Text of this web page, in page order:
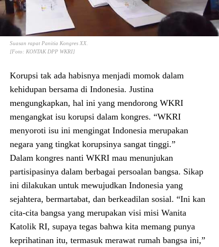
Suasan rapat Panitia Kongres XX.
[Foto: KONTAK DPP WKRI]
Korupsi tak ada habisnya menjadi momok dalam
kehidupan bersama di Indonesia. Justina
mengungkapkan, hal ini yang mendorong WKRI
mengangkat isu korupsi dalam kongres. “WKRI
menyoroti isu ini mengingat Indonesia merupakan
negara yang tingkat korupsinya sangat tinggi.”
Dalam kongres nanti WKRI mau menunjukan
partisipasinya dalam berbagai persoalan bangsa. Sikap
ini dilakukan untuk mewujudkan Indonesia yang
sejahtera, bermartabat, dan berkeadilan sosial. “Ini kan
cita-cita bangsa yang merupakan visi misi Wanita
Katolik RI, supaya tegas bahwa kita memang punya
keprihatinan itu, termasuk merawat rumah bangsa ini,”